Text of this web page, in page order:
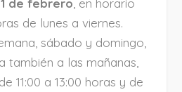
de febrero , en horario
de lunes a viernes.
sábado y domingo,
también a las mañanas,
11:00 a 13:00 horas y de